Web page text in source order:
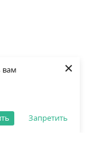
вам
Запретить
×